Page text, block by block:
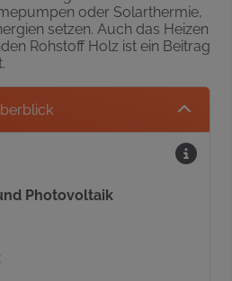
oder Solarthermie,
setzen. Auch das Heizen
Rohstoff Holz ist ein Beitrag
Photovoltaik